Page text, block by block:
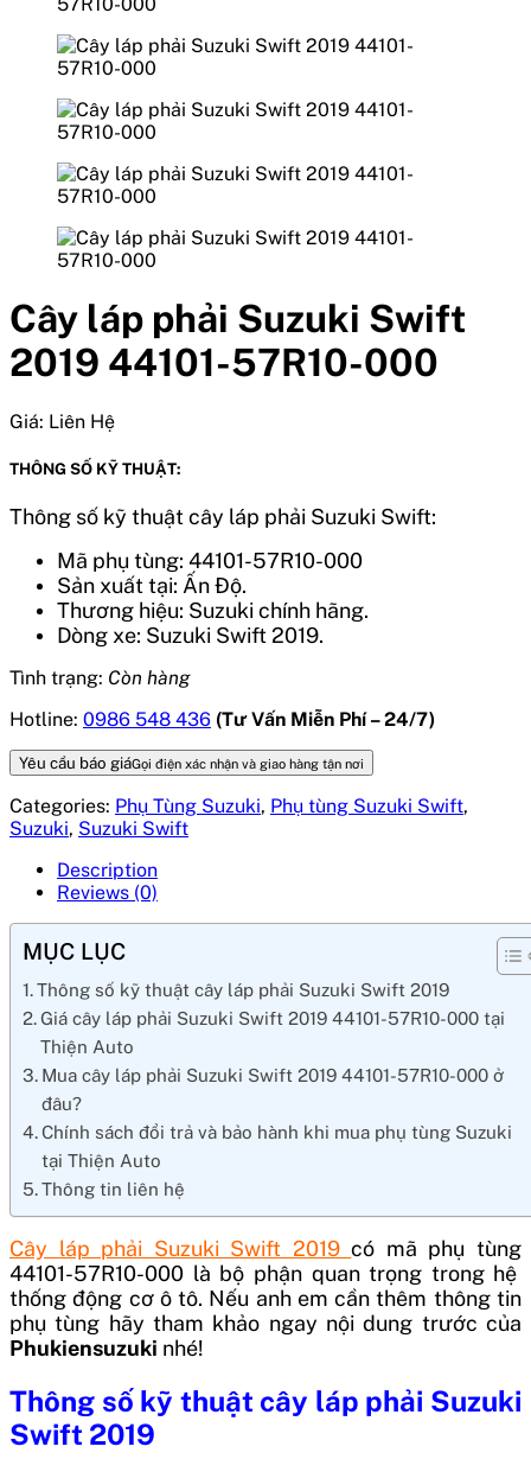
Cây láp phải Suzuki Swift
2019 44101-57R10-000
Giá: Liên Hệ
THÔNG SỐ KỸ THUẬT:
Thông số kỹ thuật cây láp phải Suzuki Swift:
Mã phụ tùng: 44101-57R10-000
Sản xuất tại: Ấn Độ.
Thương hiệu: Suzuki chính hãng.
Dòng xe: Suzuki Swift 2019.
Tình trạng: Còn hàng
Hotline: 0986 548 436 (Tư Vấn Miễn Phí – 24/7)
Yêu cầu báo giáGọi điện xác nhận và giao hàng tận nơi
Categories: Phụ Tùng Suzuki, Phụ tùng Suzuki Swift,
Suzuki, Suzuki Swift
Description
Reviews (0)
MỤC LỤC
Thông số kỹ thuật cây láp phải Suzuki Swift 2019
Giá cây láp phải Suzuki Swift 2019 44101-57R10-000 tại
Thiện Auto
Mua cây láp phải Suzuki Swift 2019 44101-57R10-000 ở
đâu?
Chính sách đổi trả và bảo hành khi mua phụ tùng Suzuki
tại Thiện Auto
Thông tin liên hệ
Cây láp phải Suzuki Swift 2019có mã phụ tùng
44101-57R10-000 là bộ phận quan trọng trong hệ
thống động cơ ô tô. Nếu anh em cần thêm thông tin
phụ tùng hãy tham khảo ngay nội dung trước của
Phukiensuzuki nhé!
Thông số kỹ thuật cây láp phải Suzuki
Swift 2019